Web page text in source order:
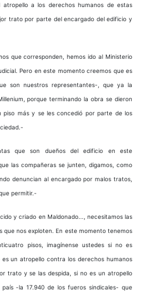
a los derechos humanos de estas
trato por parte del encargado del edificio y
que corresponden, hemos ido al Ministerio
Pero en este momento creemos que es
son nuestros representantes-, que ya la
porque terminando la obra se dieron
piso más y se les concedió por parte de los
que son dueños del edificio en este
las compañeras se junten, digamos, como
denuncian al encargado por malos tratos,
permitir.-
y criado en Maldonado..., necesitamos las
que nos exploten. En este momento tenemos
pisos, imagínense ustedes si no es
un atropello contra los derechos humanos
trato y se las despida, si no es un atropello
-la 17.940 de los fueros sindicales- que